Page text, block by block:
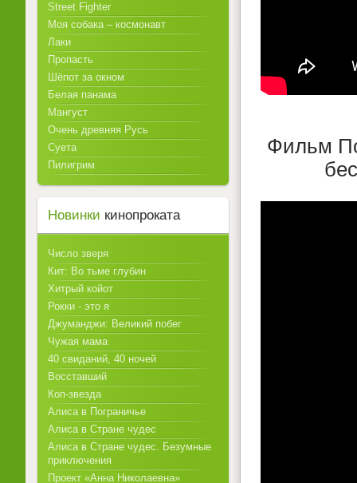
Фильм
Street Fighter
Моя собака – космонавт
Лаки
Пропасть
Шёпот за окном
Белая панама
Мангуст
Очень древняя Русь
Суета
Пилигрим
Новинки кинопроката
Число зверя
Кит: Во тьме глубин
Хитрый койот
Рокки - это я
Джуманджи: Великий побег
Чужая мама
40 свиданий, 40 ночей
Восставший
Коп-звезда
Алиса в Пограничье
Алиса в Стране чудес
Алиса в Стране чудес. Безумные
приключения
Проект «Анна Николаевна»